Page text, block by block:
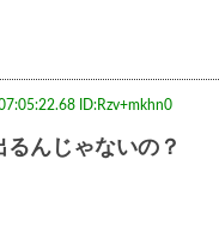
ID:Rzv+mkhn0
るんじゃないの？